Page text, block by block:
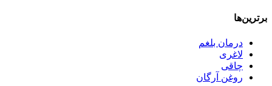
برترین‌ها
درمان بلغم
لاغری
چاقی
روغن آرگان